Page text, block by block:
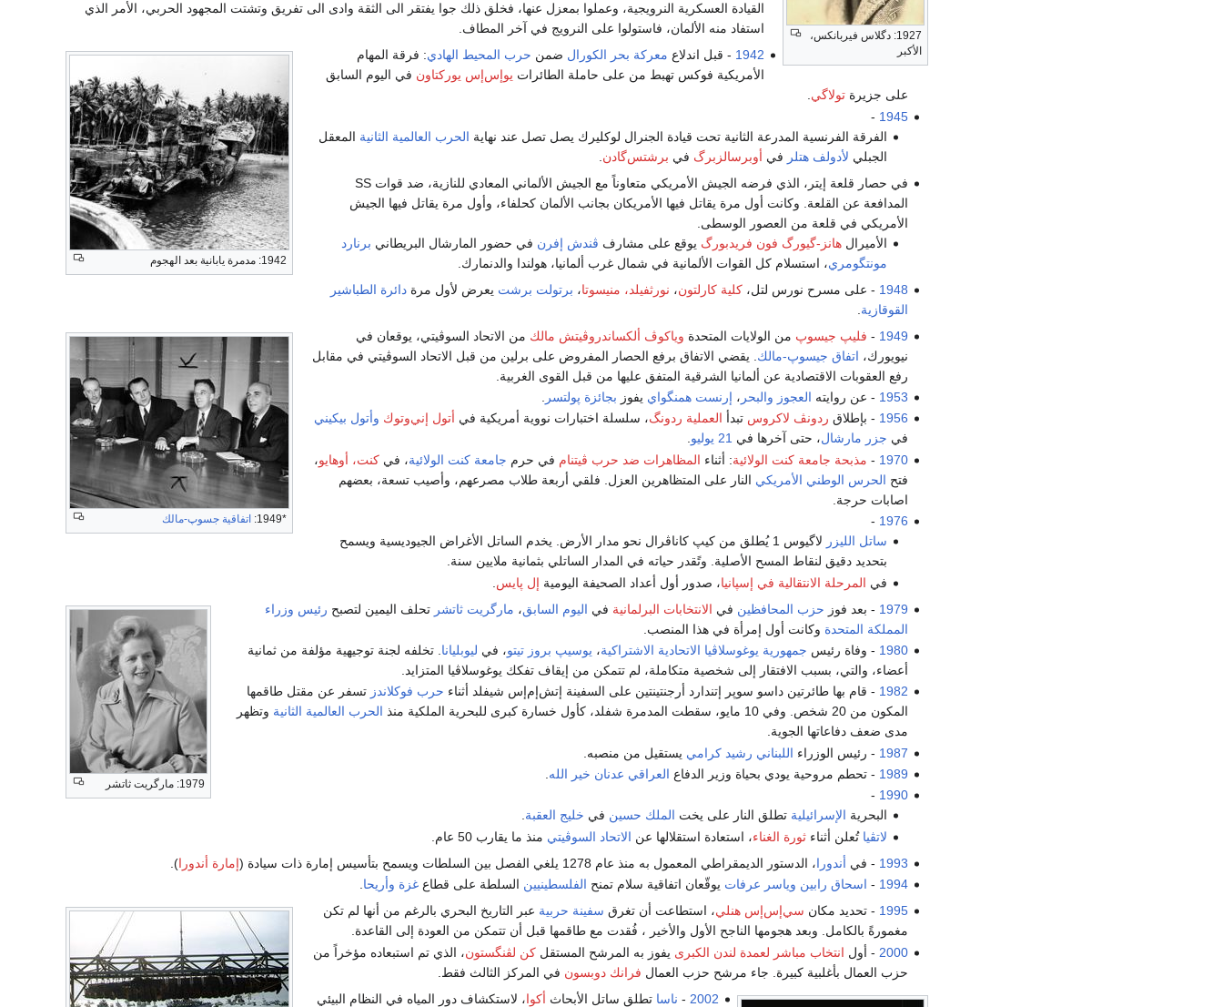
1927: دگلاس فيربانكس،
الأكبر
القيادة العسكرية النرويجية، وعملوا بمعزل عنها، فخلق ذلك جوا يفتقر الى الثقة وادى الى تفريق وتشتت المجهود الحربي، الأمر الذي
استفاد منه الألمان، فاستولوا على النرويج في آخر المطاف.
1942: مدمرة يابانية بعد الهجوم
1942 - قبل اندلاع معركة بحر الكورال ضمن حرب المحيط الهادي: فرقة المهام
الأمريكية فوكس تهبط من على حاملة الطائرات يوإس‌إس يوركتاون في اليوم السابق
على جزيرةتولاگي
1945
-
الفرقة الفرنسية المدرعة الثانية تحت قيادة الجنرال لوكليرك يصل تصل عند نهاية الحرب العالمية الثانية المعقل
الجبلي لأدولف هتلر في أوبرسالزبرگ في برشتس‌گادن
في حصار قلعة إيتر، الذي فرضه الجيش الأمريكي متعاوناً مع الجيش الألماني المعادي للنازية، ضد قوات SS
المدافعة عن القلعة. وكانت أول مرة يقاتل فيها الأمريكان بجانب الألمان كحلفاء، وأول مرة يقاتل فيها الجيش
الأمريكي في قلعة من العصور الوسطى.
الأميرال هانز-گيورگ فون فريدبورگ يوقع على مشارف ڤندش إفرن في حضور المارشال البريطاني برنارد
مونتگومري، استسلام كل القوات الألمانية في شمال غرب ألمانيا، هولندا والدنمارك.
1948 - على مسرح نورس لتل،كلية كارلتون، نورثفيلد، منيسوتا، برتولت برشت يعرض لأول مرةدائرة الطباشير
القوقازية
*1949: اتفاقية جسوپ-مالك
1949
- فليپ جيسوپ من الولايات المتحدة وياكوڤ ألكساندروڤيتش مالك من الاتحاد السوڤيتي، يوقعان في
نيويورك، اتفاق جيسوپ-مالك . يقضي الاتفاق برفع الحصار المفروض على برلين من قبل الاتحاد السوڤيتي في مقابل
رفع العقوبات الاقتصادية عن ألمانيا الشرقية المتفق عليها من قبل القوى الغربية.
1953 - عن روايته العجوز والبحر ، إرنست همنگواي يفوز بجائزة پولتسر
1956 - بإطلاق ردونڤ لاكروس تبدأ العملية ردونگ، سلسلة اختبارات نووية أمريكية في أتول إني‌وتوك وأتول بيكيني
في جزر مارشال، حتى آخرها في 21 يوليو
.
1970
- مذبحة جامعة كنت الولائية: أثناء المظاهرات ضد حرب ڤيتنام في حرم جامعة كنت الولائية، فيكنت، أوهايو،
فتح الحرس الوطني الأمريكي النار على المتظاهرين العزل. فلقي أربعة طلاب مصرعهم، وأصيب تسعة، بعضهم
اصابات حرجة.
1976
-
ساتل الليزر
لاگيوس 1 يُطلق من كيپ كاناڤرال نحو مدار الأرض. يخدم الساتل الأغراض الجيوديسية ويسمح
بتحديد دقيق لنقاط المسح الأصلية. وتًقدر حياته في المدار الساتلي بثمانية ملايين سنة.
في المرحلة الانتقالية في إسپانيا، صدور أول أعداد الصحيفة اليومية إل پايس
1979: مارگريت ثاتشر
1979 - بعد فوز حزب المحافظين في الانتخابات البرلمانية في اليوم السابق، مارگريت ثاتشر تحلف اليمين لتصبح رئيس وزراء
المملكة المتحدة وكانت أول إمرأة في هذا المنصب.
1980 - وفاة رئيس جمهورية يوغوسلاڤيا الاتحادية الاشتراكية، يوسيپ بروز تيتو، في ليوبليانا . تخلفه لجنة توجيهية مؤلفة من ثمانية
أعضاء، والتي، بسبب الافتقار إلى شخصية متكاملة، لم تتمكن من إيقاف تفكك يوغوسلاڤيا المتزايد.
1982 - قام بها طائرتين داسو سوپر إتندارد أرجنتينتين على السفينة إتش‌إم‌إس شيفلد أثناء حرب فوكلاندز تسفر عن مقتل طاقمها
المكون من 20 شخص. وفي 10 مايو، سقطت المدمرة شفلد، كأول خسارة كبرى للبحرية الملكية منذ
الحرب العالمية الثانية وتظهر
مدى ضعف دفاعاتها الجوية.
1987 - رئيس الوزراء اللبناني رشيد كرامي يستقيل من منصبه.
1989 - تحطم مروحية يودي بحياة وزير الدفاع العراقي عدنان خير الله
1990
-
البحرية الإسرائيلية تطلق النار على يخت الملك حسين في خليج العقبة.
لاتڤيا تُعلن أثناء ثورة الغناء، استعادة استقلالها عن الاتحاد السوڤيتي منذ ما يقارب 50 عام.
1993 - في أندورا، الدستور الديمقراطي المعمول به منذ عام 1278 يلغي الفصل بين السلطات ويسمح بتأسيس إمارة ذات سيادة ( إمارة أندورا).
1994
- اسحاق رابين وياسر عرفات يوقّعان اتفاقية سلام تمنح الفلسطينيين السلطة على قطاعغزة وأريحا.
1995 - تحديد مكان سي‌إس‌إس هنلي، استطاعت أن تغرق سفينة حربية عبر التاريخ البحري بالرغم من أنها لم تكن
مغمورةً بالكامل. وبعد هجومها الناجح الأول والأخير ، فُقدت مع طاقمها قبل أن تتمكن من العودة إلى القاعدة.
2000 - أول انتخاب مباشر لعمدة لندن الكبرى يفوز به المرشح المستقلكن لڤنگستون، الذي تم استبعاده مؤخراً من
حزب العمال بأغلبية كبيرة. جاء مرشح حزب العمال فرانك دوبسون في المركز الثالث فقط.
2002
- ناسا تطلق ساتل الأبحاث أكوا، لاستكشاف دور المياه في النظام البيئي